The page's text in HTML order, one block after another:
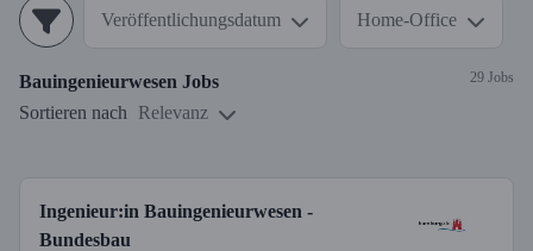
Veröffentlichungsdatum Home-Office
Bauingenieurwesen Jobs 29 Jobs
Sortieren nach Relevanz
Ingenieur:in Bauingenieurwesen -
Bundesbau